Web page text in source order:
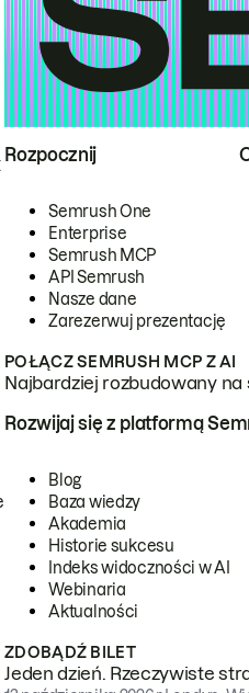
Rozpocznij
Semrush One
Enterprise
Semrush MCP
API Semrush
Nasze dane
Zarezerwuj prezentację
POŁĄCZ SEMRUSH MCP Z AI
Najbardziej rozbudowany
Rozwijaj się z platformą
Blog
Baza wiedzy
Akademia
Historie sukcesu
Indeks widoczności w AI
Webinaria
Aktualności
ZDOBĄDŹ BILET
Jeden dzień. Rzeczywiste